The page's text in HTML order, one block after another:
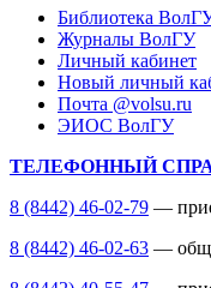
Библиотека
Журналы ВолГУ
Личный кабинет
Новый личный
Почта @volsu.ru
ЭИОС ВолГУ
ТЕЛЕФОННЫЙ
8 (8442) 46-02-79 —
8 (8442) 46-02-63 —